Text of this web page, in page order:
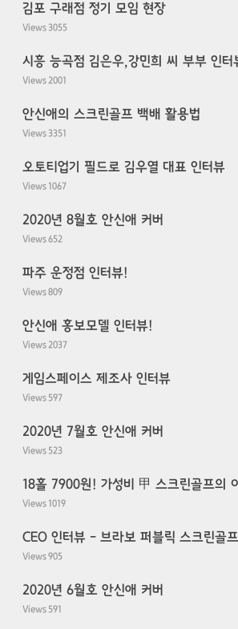
김포 구래점 정기 모임 현장
Views3055
시흥 능곡점 김은우,강민희 씨 부부 인터
Views2001
안신애의 스크린골프 백배 활용법
Views3351
오토티업기 필드로 김우열 대표 인터뷰
Views 1067
2020년 8월호 안신애 커버
Views652
파주 운정점 인터뷰!
Views809
안신애 홍보모델 인터뷰!
Views2037
게임스페이스 제조사 인터뷰
Views 597
2020년 7월호 안신애 커버
Views 523
18홀 7900원! 가성비 甲 스크린골프의
Views 1019
CEO 인터뷰 - 브라보 퍼블릭 스크린골
Views905
2020년 6월호 안신애 커버
Views 591